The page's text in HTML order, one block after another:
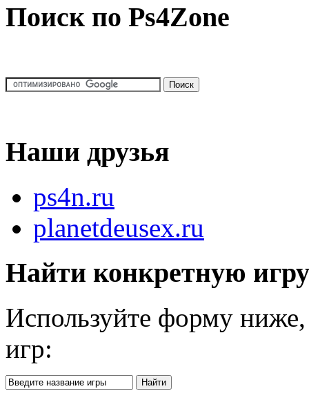
Поиск по Ps4Zone
Наши друзья
ps4n.ru
planetdeusex.ru
Найти конкретную
Используйте форму
игр: